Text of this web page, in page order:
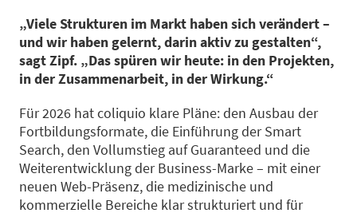
„Viele Strukturen im Markt haben sich verändert –
und wir haben gelernt, darin aktiv zu gestalten“,
sagt Zipf. „Das spüren wir heute: in den Projekten,
in der Zusammenarbeit, in der Wirkung.“
Für 2026 hat coliquio klare Pläne: den Ausbau der
Fortbildungsformate, die Einführung der Smart
Search, den Vollumstieg auf Guaranteed und die
Weiterentwicklung der Business-Marke – mit einer
neuen Web-Präsenz, die medizinische und
kommerzielle Bereiche klar strukturiert und für